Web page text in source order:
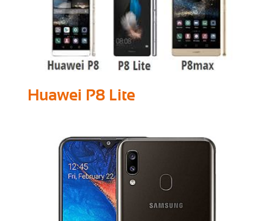
Huawei P8 Lite